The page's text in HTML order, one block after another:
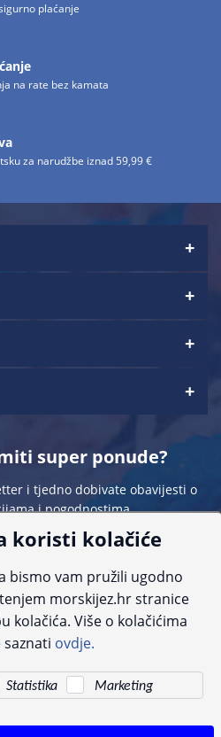
plaćanje
na rate bez kamata
za narudžbe iznad 59,99 €
super ponude?
i tjedno dobivate obavijesti o
i pogodnostima
Pokušavamo osigurati što preciznije
ne možemo garantirati potpunu
23 231 761ili e-maila:info@morskijez.hr
koristi kolačiće
bismo vam pružili ugodno
morskijez.hr stranice
kolačića. Više o kolačićima
saznati ovdje.
Statistika Marketing